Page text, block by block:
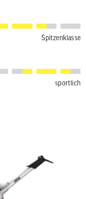
Spitzenklasse
sportlich